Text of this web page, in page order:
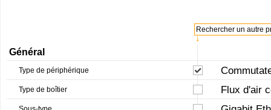
↓
Rechercher un autre
Général
Type de périphérique
Type de boîtier Flux d'air